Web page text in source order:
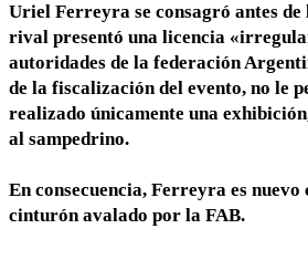
Uriel Ferreyra se consagró antes de
rival presentó una licencia
autoridades de la federación
de la fiscalización del evento, no le
realizado únicamente una
al sampedrino.
En consecuencia, Ferreyra es
cinturón avalado por la FAB.